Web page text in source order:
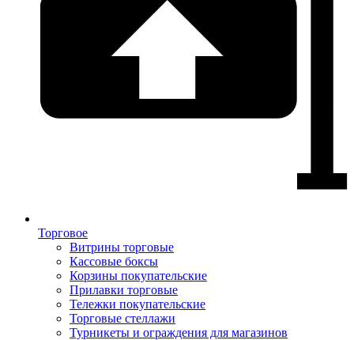
Торговое
Витрины торговые
Кассовые боксы
Корзины покупательские
Прилавки торговые
Тележки покупательские
Торговые стеллажи
Турникеты и ограждения для магазинов